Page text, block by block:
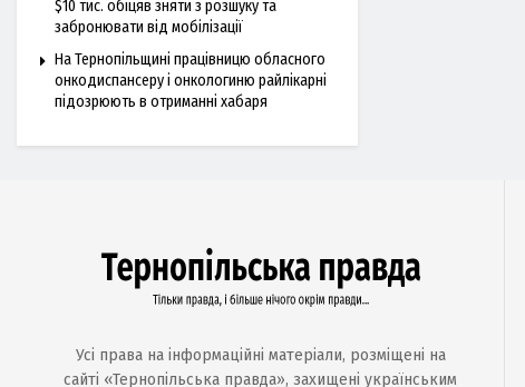
$10 тис. обіцяв зняти з розшуку та
забронювати від мобілізації
На Тернопільщині працівницю обласного
онкодиспансеру і онкологиню райлікарні
підозрюють в отриманні хабаря
Усі права на інформаційні матеріали, розміщені на
сайті «Тернопільська правда», захищені українським